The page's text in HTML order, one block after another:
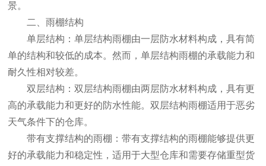
景。
二、雨棚结构
单层结构：单层结构雨棚由一层防水材料构成，具有简
单的结构和较低的成本。然而，单层结构雨棚的承载能力和
耐久性相对较差。
双层结构：双层结构雨棚由两层防水材料构成，具有更
高的承载能力和更好的防水性能。双层结构雨棚适用于恶劣
天气条件下的仓库。
带有支撑结构的雨棚：带有支撑结构的雨棚能够提供更
好的承载能力和稳定性，适用于大型仓库和需要存储重型货